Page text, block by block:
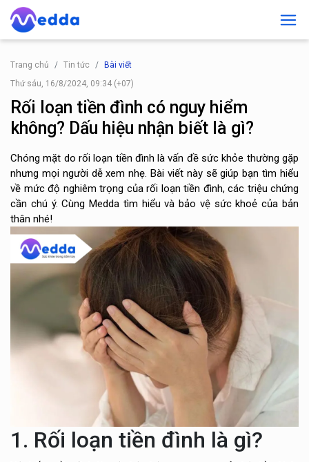
Trang chủ Tin tức
Bài viết
Thứ sáu, 16/8/2024, 09:34 (+07)
Rối loạn tiền đình có nguy hiểm
không? Dấu hiệu nhận biết là gì?
Chóng mặt do rối loạn tiền đình là vấn đề sức khỏe thường gặp
nhưng mọi người dễ xem nhẹ. Bài viết này sẽ giúp bạn tìm hiểu
về mức độ nghiêm trọng của rối loạn tiền đình, các triệu chứng
cần chú ý. Cùng Medda tìm hiểu và bảo vệ sức khoẻ của bản
thân nhé!
1. Rối loạn tiền đình là gì?